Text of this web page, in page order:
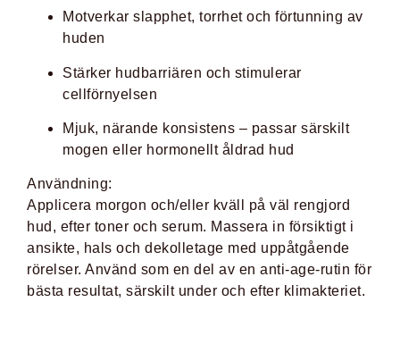
Motverkar slapphet, torrhet och förtunning av
huden
Stärker hudbarriären och stimulerar
cellförnyelsen
Mjuk, närande konsistens – passar särskilt
mogen eller hormonellt åldrad hud
Användning:
Applicera morgon och/eller kväll på väl rengjord
hud, efter toner och serum. Massera in försiktigt i
ansikte, hals och dekolletage med uppåtgående
rörelser. Använd som en del av en anti-age-rutin för
bästa resultat, särskilt under och efter klimakteriet.